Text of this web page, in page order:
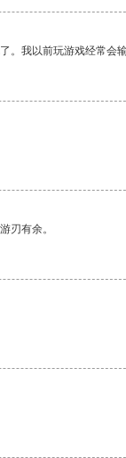
我以前玩游戏经常会
刃有余。